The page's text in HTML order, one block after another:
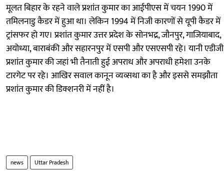
मूलत बिहार के रहने वाले प्रशांत कुमार का आईपीएस में चयन 1990 में
तमिलनाडु कैडर में हुआ था। लेकिन 1994 में निजी कारणों से यूपी कैडर में
ट्रांसफर हो गए। प्रशांत कुमार उत्तर प्रदेश के सोनभद्र, जौनपुर, गाजियाबाद,
अयोध्या, बाराबंकी और सहारनपुर में एसपी और एसएसपी रहे। यानी एडीजी
प्रशांत कुमार की जहां भी तैनाती हुई अपराध और अपराधी हमेशा उनके
टारगेट पर रहे। आखिर सवाल कानून व्यव्सथा का है और इससे समझौता
प्रशांत कुमार की डिक्शनरी में नहीं है।
news Uttar Pradesh